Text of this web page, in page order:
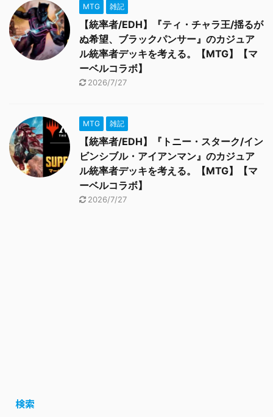
MTG 雑記
【統率者/EDH】『ティ・チャラ王/揺るが
ぬ希望、ブラックパンサー』のカジュア
ル統率者デッキを考える。【MTG】【マ
ーベルコラボ】
2026/7/27
MTG 雑記
【統率者/EDH】『トニー・スターク/イン
ビンシブル・アイアンマン』のカジュア
ル統率者デッキを考える。【MTG】【マ
ーベルコラボ】
2026/7/27
検索